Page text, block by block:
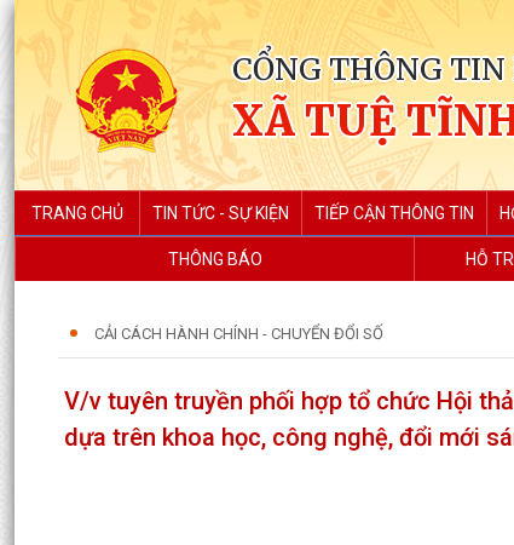
CỔNG THÔNG
XÃ TUỆ
TRANG CHỦ TIN TỨC - SỰ KIỆN TIẾP CẬN THÔNG TIN
THÔNG BÁO HỖ
CẢI CÁCH HÀNH CHÍNH - CHUYỂN ĐỔI SỐ
V/v tuyên truyền phối hợp tổ chức Hội
dựa trên khoa học, công nghệ, đổi mới